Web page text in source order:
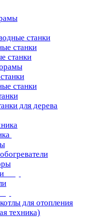
станки
станки
станки
станки
для дерева
для отопления